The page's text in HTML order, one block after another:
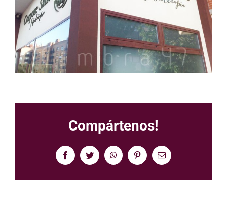
Compártenos!
FacebookTwitterWhatsAppPinterestCorreo
electrónico